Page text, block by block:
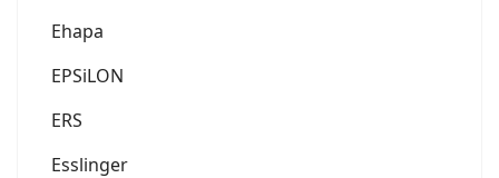
Ehapa
EPSiLON
ERS
Esslinger